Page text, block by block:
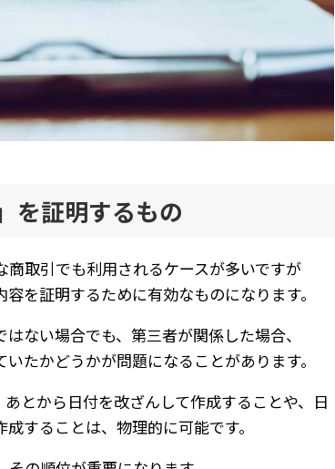
を証明するもの
取引でも利用されるケースが多いですが
を証明するために有効なものになります。
ない場合でも、第三者が関係した場合、
たかどうかが問題になることがあります。
とから日付を改ざんして作成することや、日
することは、物理的に可能です。